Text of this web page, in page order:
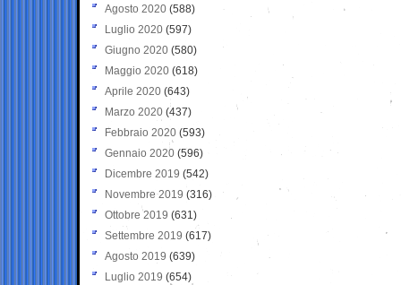
Agosto 2020 (588)
Luglio 2020 (597)
Giugno 2020 (580)
Maggio 2020 (618)
Aprile 2020 (643)
Marzo 2020 (437)
Febbraio 2020 (593)
Gennaio 2020 (596)
Dicembre 2019 (542)
Novembre 2019 (316)
Ottobre 2019 (631)
Settembre 2019 (617)
Agosto 2019 (639)
Luglio 2019 (654)